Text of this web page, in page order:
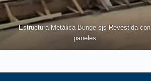
Estructura Metálica Bunge sjs Revestida con
paneles